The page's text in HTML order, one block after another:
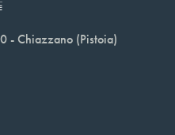
- Chiazzano (Pistoia)